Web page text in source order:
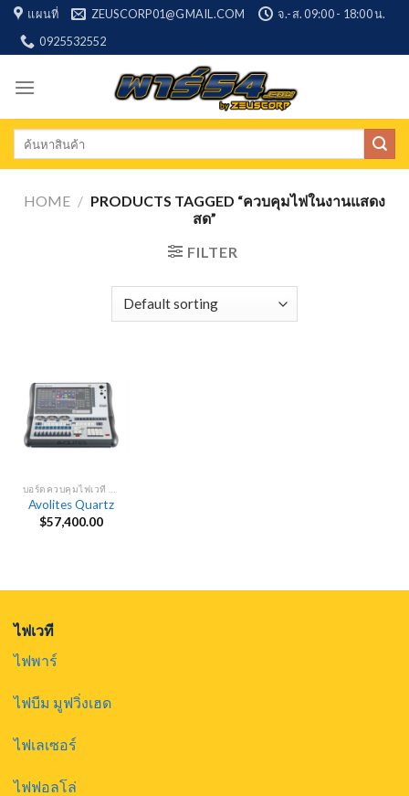
Skip
content
แผนที่ ZEUSCORP01@GMAIL.COM
จ.-ส. 09:00 - 18:00 น.
0925532552
Search
HOME / PRODUCTS TAGGED “ควบคุมไฟในงานแสดง
สด”
FILTER
Avolites Quartz
$57,400.00
ไฟเวที
ไฟพาร์
ไฟบีม มูฟวิ่งเฮด
ไฟเลเซอร์
ไฟฟอลโล่